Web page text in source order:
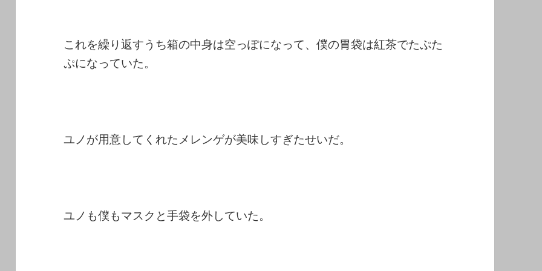
これを繰り返すうち箱の中身は空っぽになって、僕の胃袋は紅茶でたぷた
ぷになっていた。
ユノが用意してくれたメレンゲが美味しすぎたせいだ。
ユノも僕もマスクと手袋を外していた。